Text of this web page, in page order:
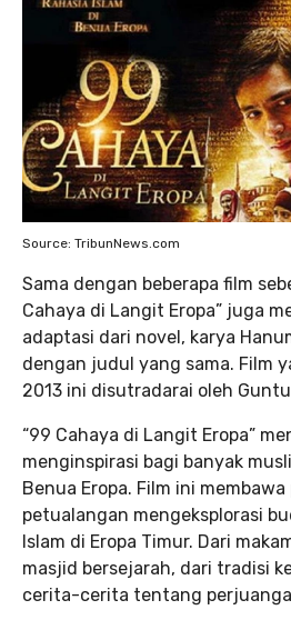
Source: TribunNews.com
Sama dengan beberapa film
Cahaya di Langit Eropa” juga
adaptasi dari novel, karya
dengan judul yang sama. Film
2013 ini disutradarai oleh
“99 Cahaya di Langit Eropa”
menginspirasi bagi banyak
Benua Eropa. Film ini
petualangan mengeksplorasi
Islam di Eropa Timur. Dari
masjid bersejarah, dari tradisi
cerita-cerita tentang